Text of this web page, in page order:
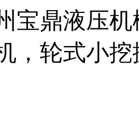
宝鼎液压
，轮式小